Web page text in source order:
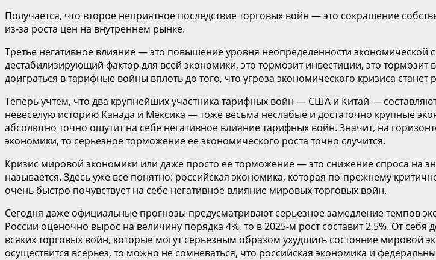
Получается, что второе неприятное последствие торговых войн — это сокращение
из-за роста цен на внутреннем рынке.
Третье негативное влияние — это повышение уровня неопределенности экономической
дестабилизирующий фактор для всей экономики, это тормозит инвестиции, это
доиграться в тарифные войны вплоть до того, что угроза экономического кризиса станет
Теперь учтем, что два крупнейших участника тарифных войн — США и Китай —
невеселую историю Канада и Мексика — тоже весьма неслабые и достаточно крупные
абсолютно точно ощутит на себе негативное влияние тарифных войн. Значит, на
экономики, то серьезное торможение ее экономического роста точно случится.
Кризис мировой экономики или даже просто ее торможение — это снижение спроса на
называется. Здесь уже все понятно: российская экономика, которая по-прежнему
очень быстро почувствует на себе негативное влияние мировых торговых войн.
Сегодня даже официальные прогнозы предусматривают серьезное замедление темпов
России оценочно вырос на величину порядка 4%, то в 2025-м рост составит 2,5%. От
всяких торговых войн, которые могут серьезным образом ухудшить состояние
осуществится всерьез, то можно не сомневаться, что российская экономика и